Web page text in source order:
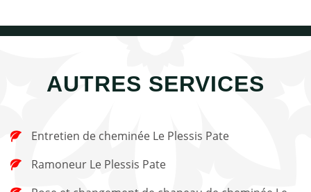
AUTRES SERVICES
Entretien de cheminée Le Plessis Pate
Ramoneur Le Plessis Pate